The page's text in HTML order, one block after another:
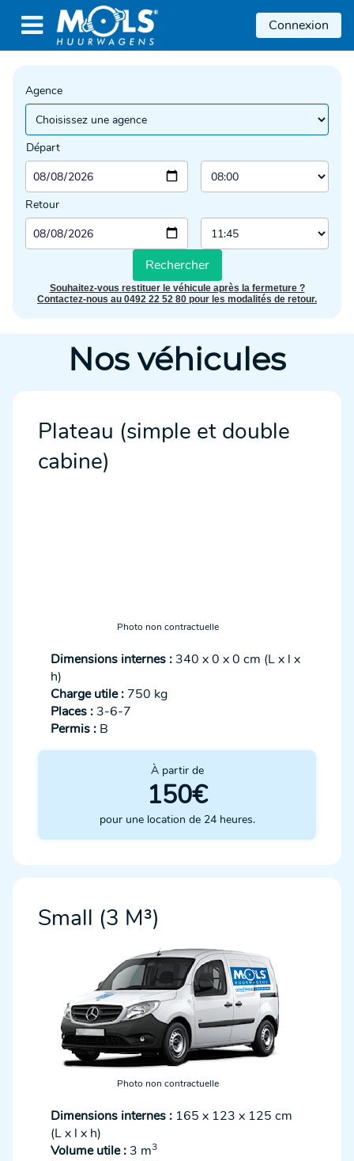
 Connexion
Agence
Départ
Retour
Rechercher
Souhaitez-vous restituer le véhicule après la fermeture ?
Contactez-nous au 0492 22 52 80 pour les modalités de retour.
Nos véhicules
Plateau (simple et double
cabine)
Photo non contractuelle
Dimensions internes : 340 x 0 x 0 cm (L x l x
h)
Charge utile : 750 kg
Places : 3-6-7
Permis : B
À partir de
150€
pour une location de 24 heures.
Small (3 M³)
Photo non contractuelle
Dimensions internes : 165 x 123 x 125 cm
(L x l x h)
Volume utile : 3 m3